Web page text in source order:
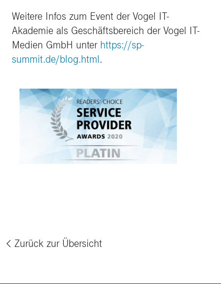
Weitere Infos zum Event der Vogel IT-
Akademie als Geschäftsbereich der Vogel IT-
Medien GmbH unter https://sp-
summit.de/blog.html.
% Zurück zur Übersicht